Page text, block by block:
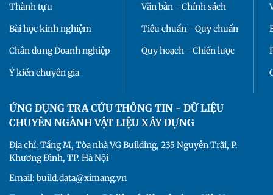
Thành tựu
Bài học kinh nghiệm
Chân dung Doanh nghiệp
Ý kiến chuyên gia
Văn bản - Chính sách
Tiêu chuẩn - Quy chuẩn
Quy hoạch - Chiến lược
ỨNG DỤNG TRA CỨU THÔNG TIN - DỮ LIỆU
CHUYÊN NGÀNH VẬT LIỆU XÂY DỰNG
Địa chỉ: Tầng M, Tòa nhà VG Building, 235 Nguyễn Trãi, P.
Khương Đình, TP. Hà Nội
Email: build.data@ximang.vn